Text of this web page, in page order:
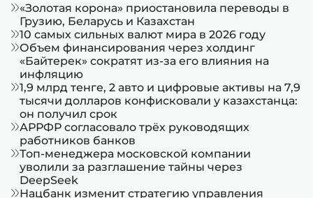
«Золотая корона» приостановила переводы в
Грузию, Беларусь и Казахстан
10 самых сильных валют мира в 2026 году
Объем финансирования через холдинг
«Байтерек» сократят из-за его влияния на
инфляцию
1,9 млрд тенге, 2 авто и цифровые активы на 7,9
тысячи долларов конфисковали у казахстанца:
он получил срок
АРРФР согласовало трёх руководящих
работников банков
Топ-менеджера московской компании
уволили за разглашение тайны через
DeepSeek
Нацбанк изменит стратегию управления